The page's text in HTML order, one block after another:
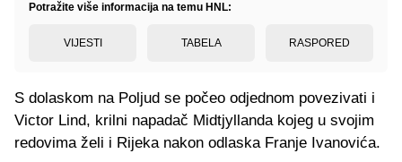
Potražite više informacija na temu HNL:
VIJESTI TABELA RASPORED
S dolaskom na Poljud se počeo odjednom povezivati i
Victor Lind, krilni napadač Midtjyllanda kojeg u svojim
redovima želi i Rijeka nakon odlaska Franje Ivanovića.